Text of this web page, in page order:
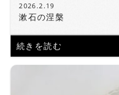
2026.2.19
漱石の涅槃
続きを読む